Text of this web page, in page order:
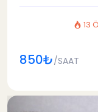
13
850₺/SAAT